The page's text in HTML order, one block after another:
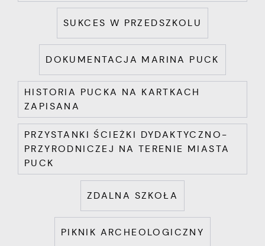
SUKCES W PRZEDSZKOLU
DOKUMENTACJA MARINA PUCK
HISTORIA PUCKA NA KARTKACH
ZAPISANA
PRZYSTANKI ŚCIEŻKI DYDAKTYCZNO-
PRZYRODNICZEJ NA TERENIE MIASTA
PUCK
ZDALNA SZKOŁA
PIKNIK ARCHEOLOGICZNY